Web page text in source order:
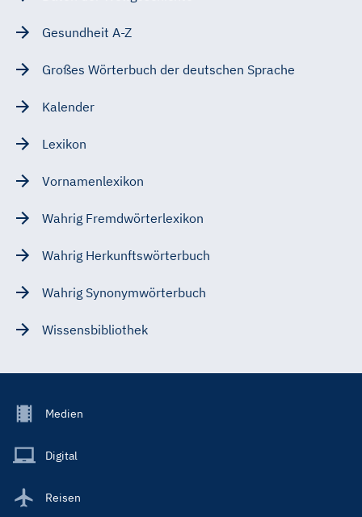
Gesundheit A-Z
Großes Wörterbuch der deutschen Sprache
Kalender
Lexikon
Vornamenlexikon
Wahrig Fremdwörterlexikon
Wahrig Herkunftswörterbuch
Wahrig Synonymwörterbuch
Wissensbibliothek
Footer
Main
Medien
Digital
Reisen